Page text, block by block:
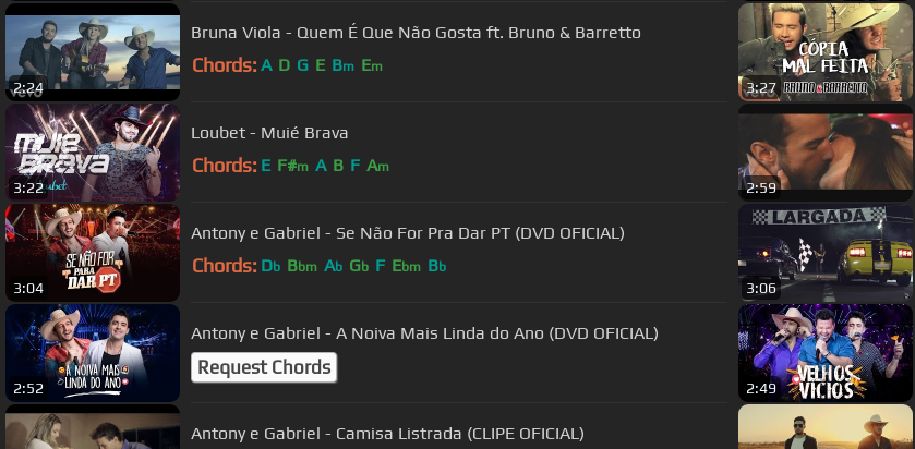
2:24
Bruna Viola - Quem É Que Não Gosta ft. Bruno & Barretto
Chords: A D G E Bm Em
3:27
3:22
Loubet - Muié Brava
Chords: E F#m A B F Am
2:59
3:04
Antony e Gabriel - Se Não For Pra Dar PT (DVD OFICIAL)
Chords: Db Bbm Ab Gb F Ebm Bb
3:06
2:52
Antony e Gabriel - A Noiva Mais Linda do Ano (DVD OFICIAL)
Request Chords
2:49
Antony e Gabriel - Camisa Listrada (CLIPE OFICIAL)